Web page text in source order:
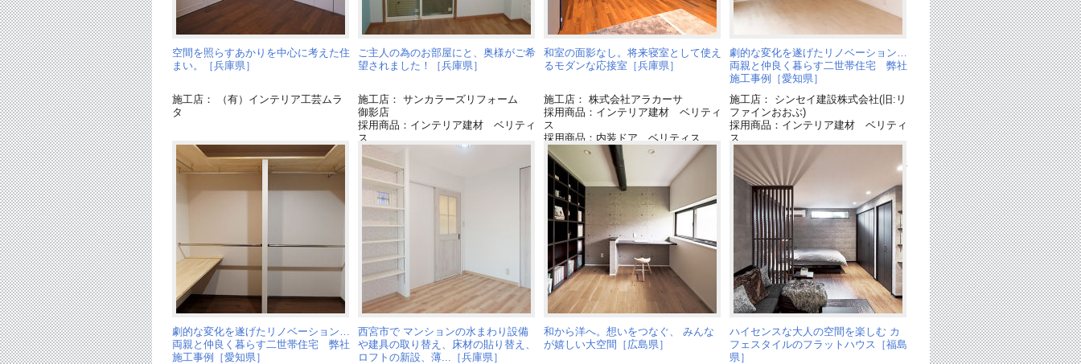
空間を照らすあかりを中心に考えた住
まい。［兵庫県］
施工店： （有）インテリア工芸ムラ
タ
ご主人の為のお部屋にと、奥様がご希
望されました！［兵庫県］
施工店： サンカラーズリフォーム
御影店
採用商品：インテリア建材 ベリティ
ス
採用商品：内装ドア ベリティス
採用商品：造作部材 ベリティス
採用商品：内装ドア・間仕切り ベリ
ティス
採用商品：LED照明 シーリングライ
和室の面影なし。将来寝室として使え
るモダンな応接室［兵庫県］
施工店： 株式会社アラカーサ
採用商品：インテリア建材 ベリティ
ス
採用商品：内装ドア ベリティス
劇的な変化を遂げたリノベーション…
両親と仲良く暮らす二世帯住宅 弊社
施工事例［愛知県］
施工店： シンセイ建設株式会社(旧:リ
ファインおおぶ)
採用商品：インテリア建材 ベリティ
ス
採用商品：フローリング：アーキスペ
ックシリーズ
採用商品：TWINフロア
劇的な変化を遂げたリノベーション…
両親と仲良く暮らす二世帯住宅 弊社
施工事例［愛知県］
西宮市で マンションの水まわり設備
や建具の取り替え、床材の貼り替え、
ロフトの新設、薄...［兵庫県］
和から洋へ。想いをつなぐ、 みんな
が嬉しい大空間［広島県］
ハイセンスな大人の空間を楽しむ カ
フェスタイルのフラットハウス［福島
県］